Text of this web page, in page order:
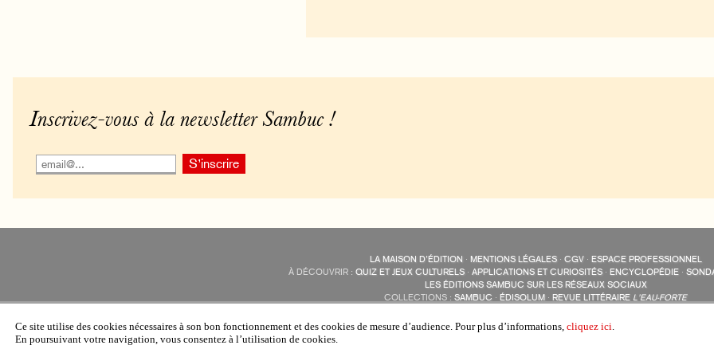
Inscrivez-vous à la newsletter Sambuc !
LA MAISON D’ÉDITION · MENTIONS LÉGALES· CGV· ESPACE PROFESSIONNEL
À DÉCOUVRIR : QUIZ ET JEUX CULTURELS · APPLICATIONS ET CURIOSITÉS · ENCYCLOPÉDIE ·
LES ÉDITIONS SAMBUC SUR LES RÉSEAUX SOCIAUX
COLLECTIONS : SAMBUC · ÉDISOLUM · REVUE LITTÉRAIRE L’EAU-FORTE
Ce site utilise des cookies nécessaires à son bon fonctionnement et des cookies de mesure d’audience. Pour plus d’informations, cliquez ici.
En poursuivant votre navigation, vous consentez à l’utilisation de cookies.